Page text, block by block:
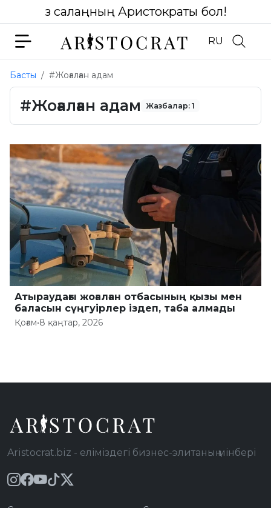
Өз салаңның Аристократы бол!
RU
Басты #Жоғалған адам
#Жоғалған адам Жазбалар: 1
Атыраудағы жоғалған отбасының қызы мен
баласын сүңгуірлер іздеп, таба алмады
Қоғам•8 қаңтар, 2026
Aristocrat.biz - еліміздегі бизнес-элитаның мінбері